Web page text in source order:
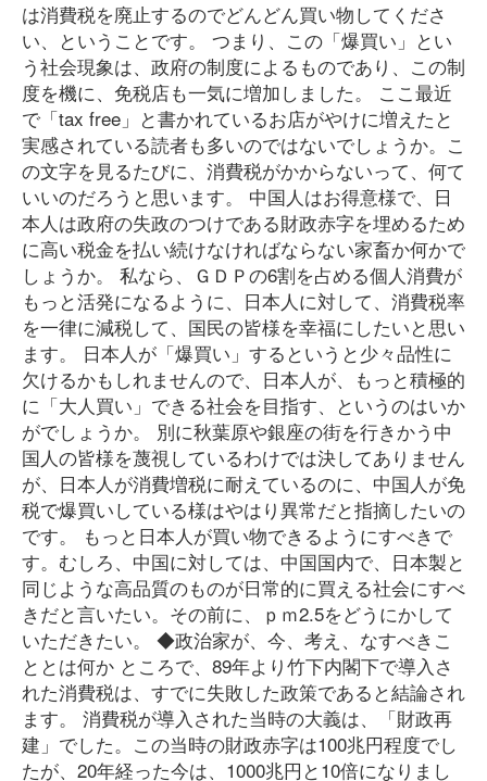
は消費税を廃止するのでどんどん買い物してくださ
い、ということです。 つまり、この「爆買い」とい
う社会現象は、政府の制度によるものであり、この制
度を機に、免税店も一気に増加しました。 ここ最近
で「tax free」と書かれているお店がやけに増えたと
実感されている読者も多いのではないでしょうか。こ
の文字を見るたびに、消費税がかからないって、何て
いいのだろうと思います。 中国人はお得意様で、日
本人は政府の失政のつけである財政赤字を埋めるため
に高い税金を払い続けなければならない家畜か何かで
しょうか。 私なら、ＧＤＰの6割を占める個人消費が
もっと活発になるように、日本人に対して、消費税率
を一律に減税して、国民の皆様を幸福にしたいと思い
ます。 日本人が「爆買い」するというと少々品性に
欠けるかもしれませんので、日本人が、もっと積極的
に「大人買い」できる社会を目指す、というのはいか
がでしょうか。 別に秋葉原や銀座の街を行きかう中
国人の皆様を蔑視しているわけでは決してありません
が、日本人が消費増税に耐えているのに、中国人が免
税で爆買いしている様はやはり異常だと指摘したいの
です。 もっと日本人が買い物できるようにすべきで
す。むしろ、中国に対しては、中国国内で、日本製と
同じような高品質のものが日常的に買える社会にすべ
きだと言いたい。その前に、ｐｍ2.5をどうにかして
いただきたい。 ◆政治家が、今、考え、なすべきこ
ととは何か ところで、89年より竹下内閣下で導入さ
れた消費税は、すでに失敗した政策であると結論され
ます。 消費税が導入された当時の大義は、「財政再
建」でした。この当時の財政赤字は100兆円程度でし
たが、20年経った今は、1000兆円と10倍になりまし